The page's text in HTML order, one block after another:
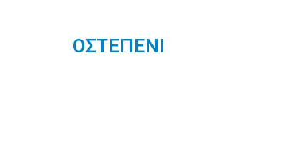
ΟΣΤΕΠΈΝΙ